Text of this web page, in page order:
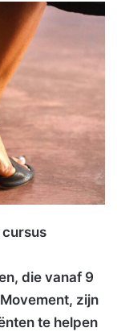
cursus
die vanaf 9
zijn
te helpen